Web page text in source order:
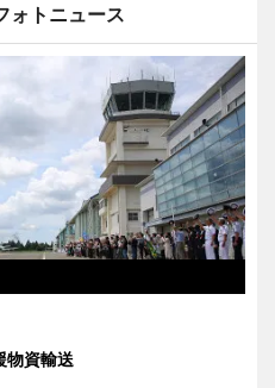
ォトニュース
物資輸送